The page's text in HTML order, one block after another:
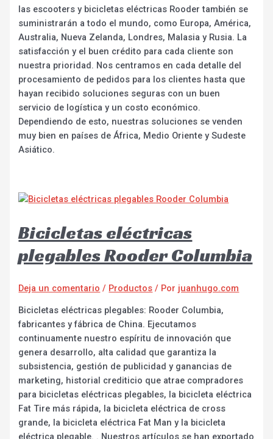
las escooters y bicicletas eléctricas Rooder también se
suministrarán a todo el mundo, como Europa, América,
Australia, Nueva Zelanda, Londres, Malasia y Rusia. La
satisfacción y el buen crédito para cada cliente son
nuestra prioridad. Nos centramos en cada detalle del
procesamiento de pedidos para los clientes hasta que
hayan recibido soluciones seguras con un buen
servicio de logística y un costo económico.
Dependiendo de esto, nuestras soluciones se venden
muy bien en países de África, Medio Oriente y Sudeste
Asiático.
Bicicletas eléctricas
plegables Rooder Columbia
Deja un comentario / Productos / Por juanhugo.com
Bicicletas eléctricas plegables: Rooder Columbia,
fabricantes y fábrica de China. Ejecutamos
continuamente nuestro espíritu de innovación que
genera desarrollo, alta calidad que garantiza la
subsistencia, gestión de publicidad y ganancias de
marketing, historial crediticio que atrae compradores
para bicicletas eléctricas plegables, la bicicleta eléctrica
Fat Tire más rápida, la bicicleta eléctrica de cross
grande, la bicicleta eléctrica Fat Man y la bicicleta
eléctrica plegable. . Nuestros artículos se han exportado